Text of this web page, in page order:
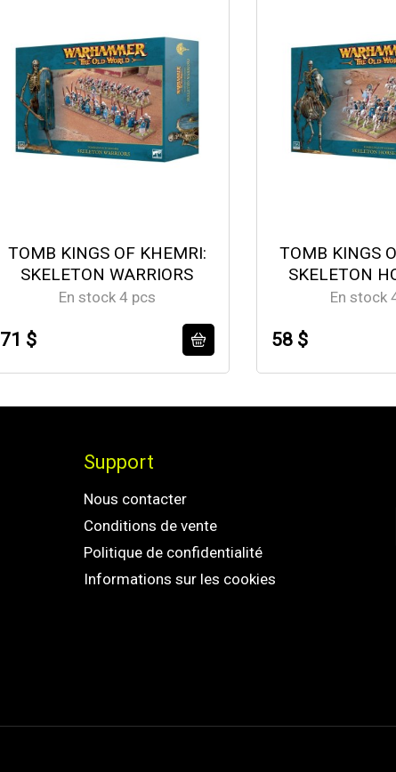
TOMB KINGS OF KHEMRI:
SKELETON WARRIORS
En stock 4 pcs
71 $
TOMB KINGS
SKELETON
En stock
58 $
Support
Nous contacter
Conditions de vente
Politique de confidentialité
Informations sur les cookies